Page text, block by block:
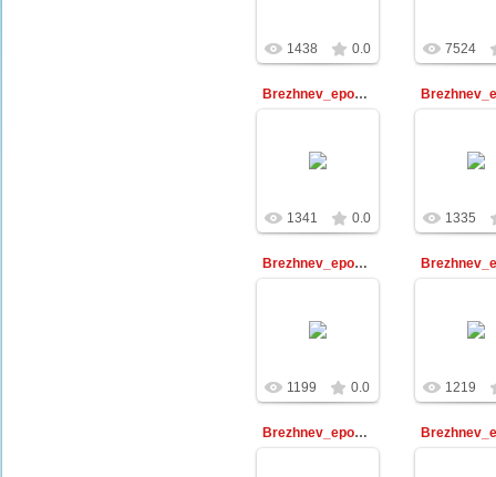
1438 0.0 7524
Brezhnev_epoha_173
1341 0.0 1335
Brezhnev_epoha_122
1199 0.0 1219
Brezhnev_epoha_179